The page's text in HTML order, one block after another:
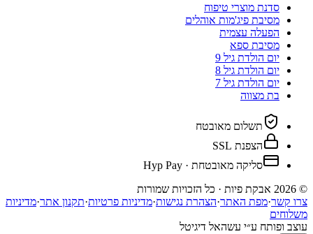
סדנת מוצרי טיפוח
מסיבת פיג'מות אוהלים
הפעלה עצמית
מסיבת ספא
יום הולדת גיל 9
יום הולדת גיל 8
יום הולדת גיל 7
בת מצווה
תשלום מאובטח
הצפנת SSL
סליקה מאובטחת · Hyp Pay
© 2026 אבקת פיות · כל הזכויות שמורות
צרו קשר·מפת האתר·הצהרת נגישות·מדיניות פרטיות·תקנון אתר·מדיניות
משלוחים
עוצב ופותח ע״י עשהאל דיגיטל